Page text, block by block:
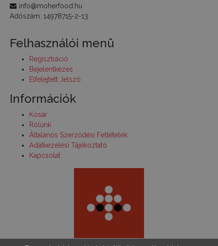
info@moherfood.hu
Adószám: 14978715-2-13
Felhasználói menü
Regisztráció
Bejelentkezes
Elfelejtett Jelszó
Információk
Kosár
Rólunk
Általános Szerződési Feltételek
Adatkezelési Tájékoztató
Kapcsolat